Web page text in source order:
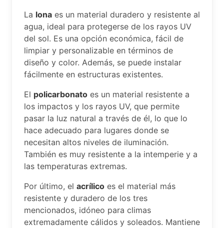
La lona es un material duradero y resistente al
agua, ideal para protegerse de los rayos UV
del sol. Es una opción económica, fácil de
limpiar y personalizable en términos de
diseño y color. Además, se puede instalar
fácilmente en estructuras existentes.
El policarbonato es un material resistente a
los impactos y los rayos UV, que permite
pasar la luz natural a través de él, lo que lo
hace adecuado para lugares donde se
necesitan altos niveles de iluminación.
También es muy resistente a la intemperie y a
las temperaturas extremas.
Por último, el acrílico es el material más
resistente y duradero de los tres
mencionados, idóneo para climas
extremadamente cálidos y soleados. Mantiene